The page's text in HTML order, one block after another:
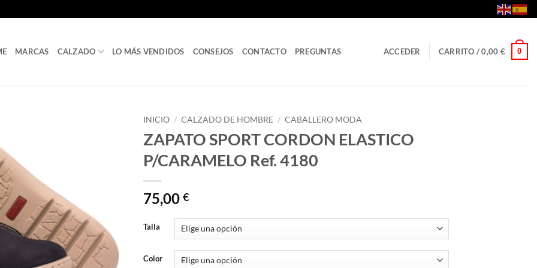
MARCAS CALZADO LO MÁS VENDIDOS CONSEJOS CONTACTO PREGUNTAS ACCEDER CARRITO /0,00 € 0
INICIO / CALZADO DE HOMBRE / CABALLERO MODA
ZAPATO SPORT CORDON ELASTICO
P/CARAMELO Ref. 4180
75,00 €
Talla
Color